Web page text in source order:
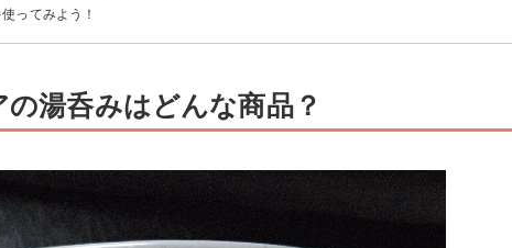
桜の舞 反り 湯呑 ピンク W20060（660円）
ング｜やさしい彩りシリーズ 抗菌 湯のみ（1,298円）
焼 湯呑み ペアセット 一珍菊（2,750円）
ってみよう！
湯呑みはどんな商品？